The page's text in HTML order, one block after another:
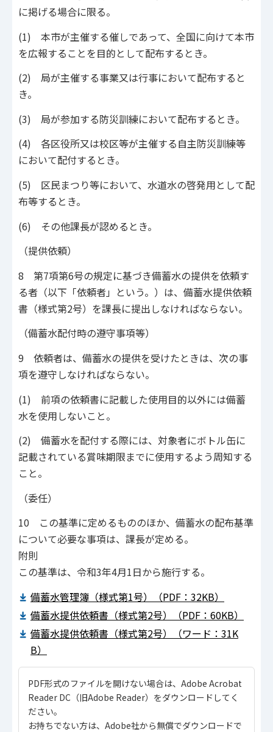
に掲げる場合に限る。
(1) 本市が主催する催しであって、全国に向けて本市
を広報することを目的として配布するとき。
(2) 局が主催する事業又は行事において配布すると
き。
(3) 局が参加する防災訓練において配布するとき。
(4) 各区役所又は校区等が主催する自主防災訓練等
において配付するとき。
(5) 区民まつり等において、水道水の啓発用として配
布等するとき。
(6) その他課長が認めるとき。
（提供依頼）
8 第7項第6号の規定に基づき備蓄水の提供を依頼す
る者（以下「依頼者」という。）は、備蓄水提供依頼
書（様式第2号）を課長に提出しなければならない。
（備蓄水配付時の遵守事項等）
9 依頼者は、備蓄水の提供を受けたときは、次の事
項を遵守しなければならない。
(1) 前項の依頼書に記載した使用目的以外には備蓄
水を使用しないこと。
(2) 備蓄水を配付する際には、対象者にボトル缶に
記載されている賞味期限までに使用するよう周知する
こと。
（委任）
10 この基準に定めるもののほか、備蓄水の配布基準
について必要な事項は、課長が定める。
附則
この基準は、令和3年4月1日から施行する。
備蓄水管理簿（様式第1号）（PDF：32KB）
備蓄水提供依頼書（様式第2号）（PDF：60KB）
備蓄水提供依頼書（様式第2号）（ワード：31K
B）
PDF形式のファイルを開けない場合は、Adobe Acrobat
Reader DC（旧Adobe Reader）をダウンロードしてく
ださい。
お持ちでない方は、Adobe社から無償でダウンロードで